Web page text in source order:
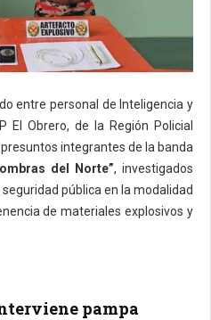
entre personal de Inteligencia y
El Obrero, de la Región Policial
integrantes de la banda
del Norte”, investigados
pública en la modalidad
de materiales explosivos y
pampa